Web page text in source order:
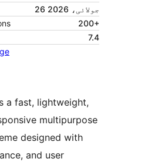
26 جولائی، 2026
200+
7.4
a fast, lightweight,
multipurpose
designed with
and user